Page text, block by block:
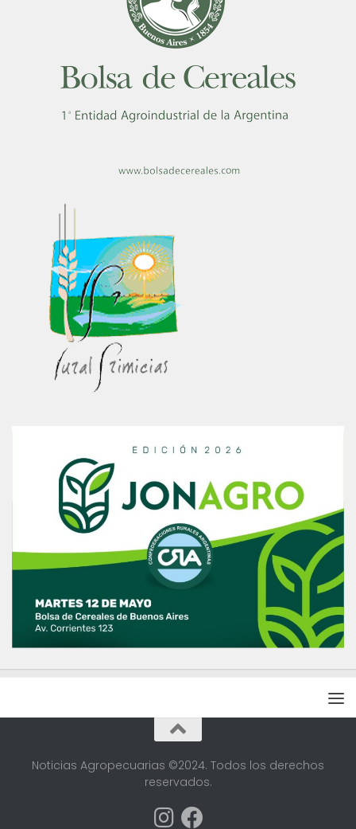
Noticias Agropecuarias ©2024. Todos los derechos
reservados.